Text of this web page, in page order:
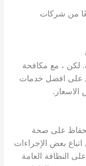
من شركات
لكن ، مع مكافحة
على افضل خدمات
على صحة
بعض الإجراءات
النظافة العامة